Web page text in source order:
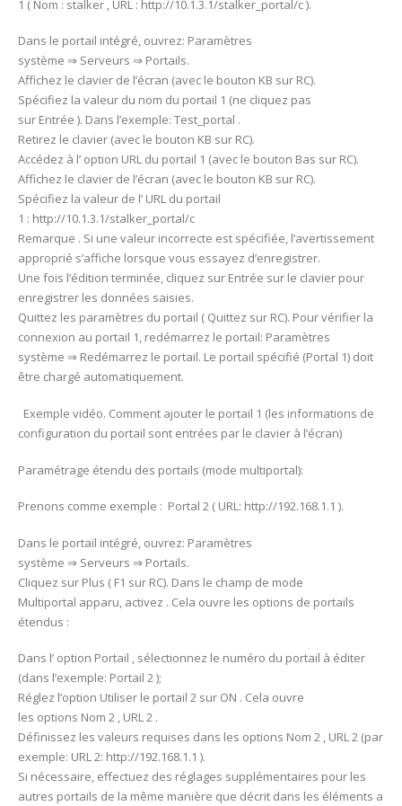
1 ( Nom : stalker , URL : http://10.1.3.1/stalker_portal/c ).
Dans le portail intégré, ouvrez: Paramètres
système ⇒ Serveurs ⇒ Portails.
Affichez le clavier de l’écran (avec le bouton KB sur RC).
Spécifiez la valeur du nom du portail 1 (ne cliquez pas
sur Entrée ). Dans l’exemple: Test_portal .
Retirez le clavier (avec le bouton KB sur RC).
Accédez à l’ option URL du portail 1 (avec le bouton Bas sur RC).
Affichez le clavier de l’écran (avec le bouton KB sur RC).
Spécifiez la valeur de l’ URL du portail
1 : http://10.1.3.1/stalker_portal/c
Remarque . Si une valeur incorrecte est spécifiée, l’avertissement
approprié s’affiche lorsque vous essayez d’enregistrer.
Une fois l’édition terminée, cliquez sur Entrée sur le clavier pour
enregistrer les données saisies.
Quittez les paramètres du portail ( Quittez sur RC). Pour vérifier la
connexion au portail 1, redémarrez le portail: Paramètres
système ⇒ Redémarrez le portail. Le portail spécifié (Portal 1) doit
être chargé automatiquement.
Exemple vidéo. Comment ajouter le portail 1 (les informations de
configuration du portail sont entrées par le clavier à l’écran)
Paramétrage étendu des portails (mode multiportal):
Prenons comme exemple : Portal 2 ( URL: http://192.168.1.1 ).
Dans le portail intégré, ouvrez: Paramètres
système ⇒ Serveurs ⇒ Portails.
Cliquez sur Plus ( F1 sur RC). Dans le champ de mode
Multiportal apparu, activez . Cela ouvre les options de portails
étendus :
Dans l’ option Portail , sélectionnez le numéro du portail à éditer
(dans l’exemple: Portail 2 );
Réglez l’option Utiliser le portail 2 sur ON . Cela ouvre
les options Nom 2 , URL 2 .
Définissez les valeurs requises dans les options Nom 2 , URL 2 (par
exemple: URL 2: http://192.168.1.1 ).
Si nécessaire, effectuez des réglages supplémentaires pour les
autres portails de la même manière que décrit dans les éléments a